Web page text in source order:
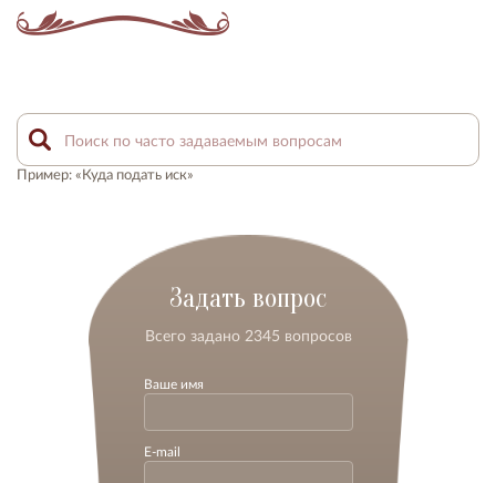
Пример: «Куда подать иск»
Задать вопрос
Всего задано 2345 вопросов
Ваше имя
E-mail